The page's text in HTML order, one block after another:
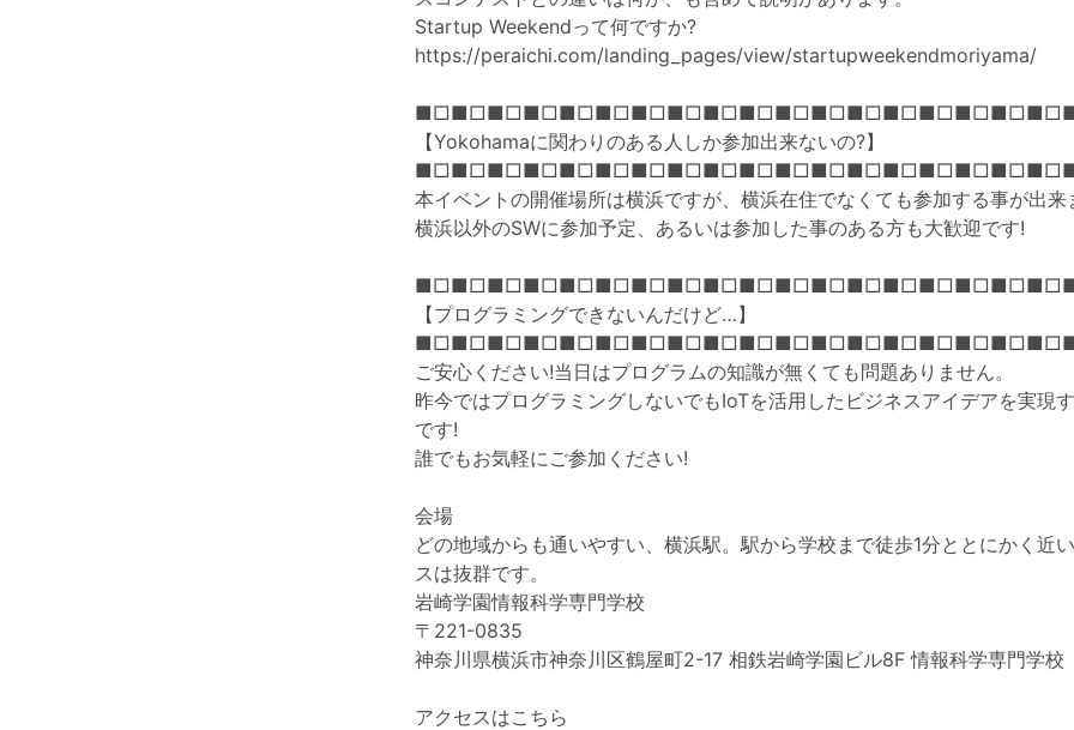
Startup Weekendって何ですか?
https://peraichi.com/landing_pages/view/startupweekendmoriyama/
【Yokohamaに関わりのある人しか参加出来ないの?】
本イベントの開催場所は横浜ですが、横浜在住でなくても参加する事が出来
横浜以外のSWに参加予定、あるいは参加した事のある方も大歓迎です!
【プログラミングできないんだけど…】
ご安心ください!当日はプログラムの知識が無くても問題ありません。
昨今ではプログラミングしないでもIoTを活用したビジネスアイデアを実現
です!
誰でもお気軽にご参加ください!
会場
どの地域からも通いやすい、横浜駅。駅から学校まで徒歩1分ととにかく近
スは抜群です。
岩崎学園情報科学専門学校
〒221-0835
神奈川県横浜市神奈川区鶴屋町2-17 相鉄岩崎学園ビル8F 情報科学専門学校
アクセスはこちら